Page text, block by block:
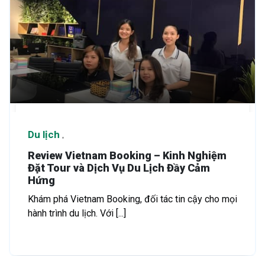
Du lịch
Review Vietnam Booking – Kinh Nghiệm
Đặt Tour và Dịch Vụ Du Lịch Đầy Cảm
Hứng
Khám phá Vietnam Booking, đối tác tin cậy cho mọi
hành trình du lịch. Với [...]